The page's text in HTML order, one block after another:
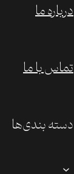
درباره ما
تماس با ما
دسته بندی‌ها